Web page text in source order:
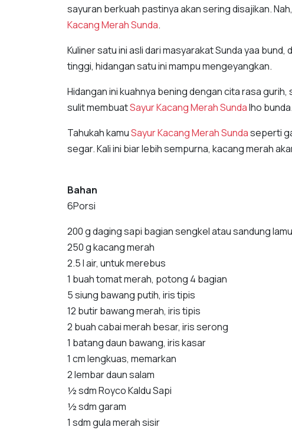
sayuran berkuah pastinya akan sering disajikan.
Kacang Merah Sunda.
Kuliner satu ini asli dari masyarakat Sunda yaa
tinggi, hidangan satu ini mampu mengeyangkan.
Hidangan ini kuahnya bening dengan cita rasa
sulit membuatSayur Kacang Merah Sundalho bunda.
Tahukah kamuSayur Kacang Merah Sundaseperti
segar. Kali ini biar lebih sempurna, kacang merah
Bahan
6Porsi
200 g daging sapi bagian sengkel atau sandung
250 g kacang merah
2.5 l air, untuk merebus
1 buah tomat merah, potong 4 bagian
5 siung bawang putih, iris tipis
12 butir bawang merah, iris tipis
2 buah cabai merah besar, iris serong
1 batang daun bawang, iris kasar
1 cm lengkuas, memarkan
2 lembar daun salam
½ sdm Royco Kaldu Sapi
½ sdm garam
1 sdm gula merah sisir